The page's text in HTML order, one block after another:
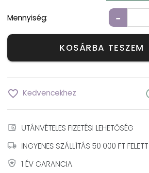
Mennyiség: -
KOSÁRBA TESZEM
favorite_border Kedvencekhez
account_balance_wallet UTÁNVÉTELES FIZETÉSI LEHETŐSÉG
local_shipping INGYENES SZÁLLÍTÁS 50 000 FT FELETT
local_police 1 ÉV GARANCIA